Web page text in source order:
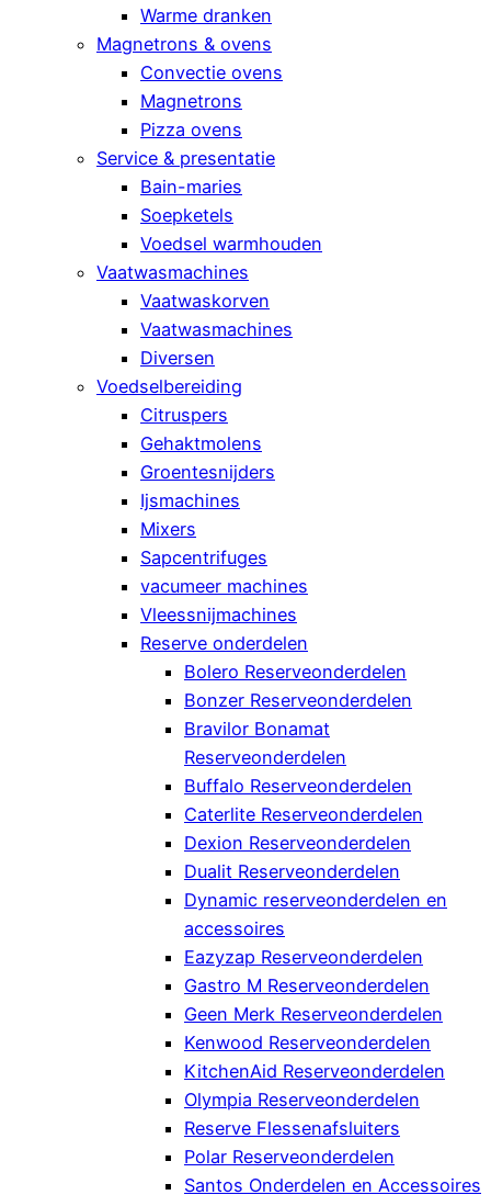
Warme dranken
Magnetrons & ovens
Convectie ovens
Magnetrons
Pizza ovens
Service & presentatie
Bain-maries
Soepketels
Voedsel warmhouden
Vaatwasmachines
Vaatwaskorven
Vaatwasmachines
Diversen
Voedselbereiding
Citruspers
Gehaktmolens
Groentesnijders
Ijsmachines
Mixers
Sapcentrifuges
vacumeer machines
Vleessnijmachines
Reserve onderdelen
Bolero Reserveonderdelen
Bonzer Reserveonderdelen
Bravilor Bonamat
Reserveonderdelen
Buffalo Reserveonderdelen
Caterlite Reserveonderdelen
Dexion Reserveonderdelen
Dualit Reserveonderdelen
Dynamic reserveonderdelen en
accessoires
Eazyzap Reserveonderdelen
Gastro M Reserveonderdelen
Geen Merk Reserveonderdelen
Kenwood Reserveonderdelen
KitchenAid Reserveonderdelen
Olympia Reserveonderdelen
Reserve Flessenafsluiters
Polar Reserveonderdelen
Santos Onderdelen en Accessoires